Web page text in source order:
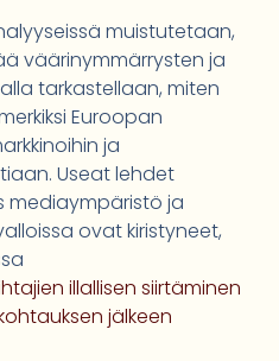
muistutetaan,
väärinymmärrysten ja
tarkastellaan, miten
Euroopan
ja
Useat lehdet
mediaympäristö ja
ovat kiristyneet,
illallisen siirtäminen
jälkeen